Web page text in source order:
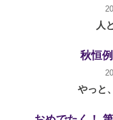
人
秋恒
やっと